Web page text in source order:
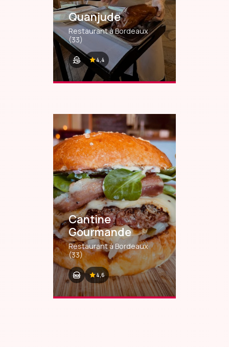
Quanjude
Restaurant à Bordeaux
(33)
4,4
Cantine
Gourmande
Restaurant à Bordeaux
(33)
4,6